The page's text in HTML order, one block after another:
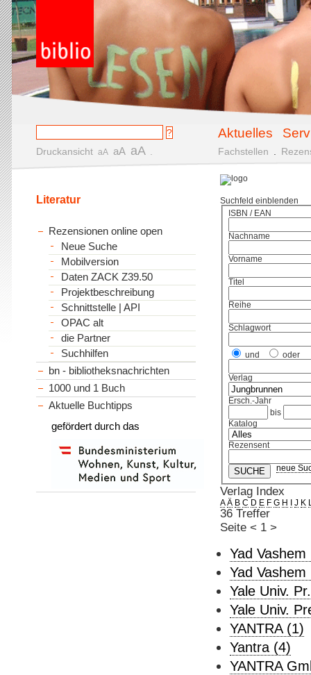
Aktuelles
Druckansicht aA aA aA Fachstellen
Suchfeld einblenden
ISBN / EAN
Nachname
Vorname
Titel
Reihe
Schlagwort
und oder
Verlag
Ersch.-Jahr
bis
Katalog
Rezensent
neue
Verlag Index
A Ä B C D E F G H J K
36 Treffer
Seite < 1 >
Yad Vashem
Yad
Yale Univ.
Yale Univ.
YANTRA (1)
Yantra (4)
YANTRA
Literatur
Rezensionen online open
Neue Suche
Mobilversion
Daten ZACK Z39.50
Projektbeschreibung
Schnittstelle | API
OPAC alt
die Partner
Suchhilfen
bn - bibliotheksnachrichten
1000 und 1 Buch
Aktuelle Buchtipps
gefördert durch das